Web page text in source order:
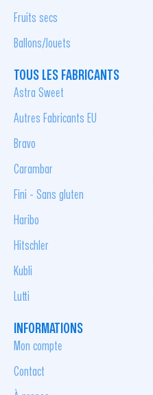
Fruits secs
Ballons/Jouets
TOUS LES FABRICANTS
Astra Sweet
Autres Fabricants EU
Bravo
Carambar
Fini - Sans gluten
Haribo
Hitschler
Kubli
Lutti
INFORMATIONS
Mon compte
Contact